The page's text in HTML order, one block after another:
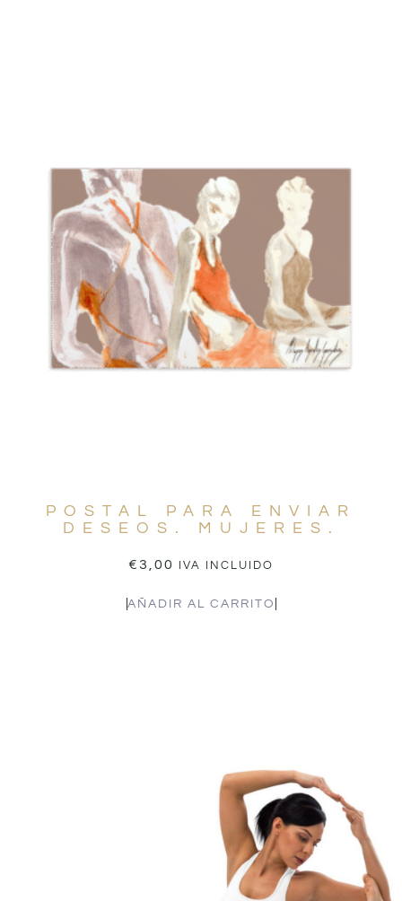
POSTAL PARA ENVIAR
DESEOS. MUJERES.
€3,00 IVA INCLUIDO
AÑADIR AL CARRITO